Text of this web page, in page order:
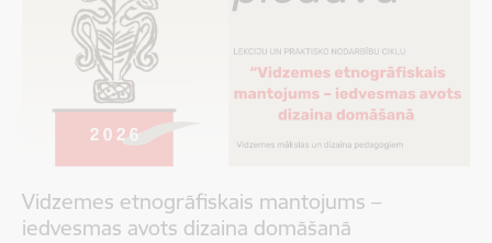
Vidzemes etnogrāfiskais mantojums –
iedvesmas avots dizaina domāšanā